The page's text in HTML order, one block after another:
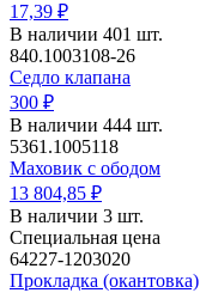
17,39 ₽
В наличии 401 шт.
840.1003108-26
Седло клапана
300 ₽
В наличии 444 шт.
5361.1005118
Маховик с ободом
13 804,85 ₽
В наличии 3 шт.
Специальная цена
64227-1203020
Прокладка (окантовка)